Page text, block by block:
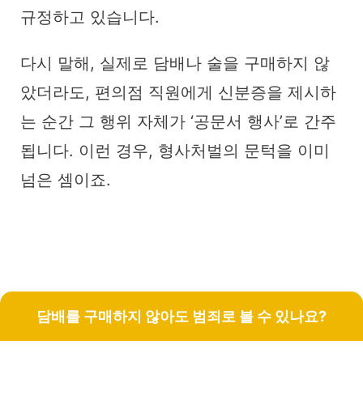
규정하고 있습니다.
다시 말해, 실제로 담배나 술을 구매하지 않
았더라도, 편의점 직원에게 신분증을 제시하
는 순간 그 행위 자체가 ‘공문서 행사’로 간주
됩니다. 이런 경우, 형사처벌의 문턱을 이미
넘은 셈이죠.
담배를 구매하지 않아도 범죄로 볼 수 있나요?